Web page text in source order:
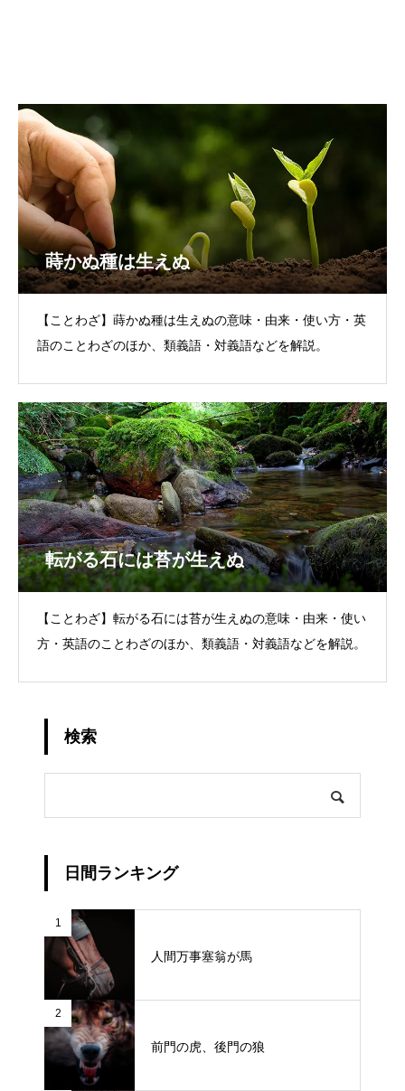
蒔かぬ種は生えぬ
【ことわざ】蒔かぬ種は生えぬの意味・由来・使い方・英
語のことわざのほか、類義語・対義語などを解説。
転がる石には苔が生えぬ
【ことわざ】転がる石には苔が生えぬの意味・由来・使い
方・英語のことわざのほか、類義語・対義語などを解説。
検索
日間ランキング
1
人間万事塞翁が馬
2
前門の虎、後門の狼